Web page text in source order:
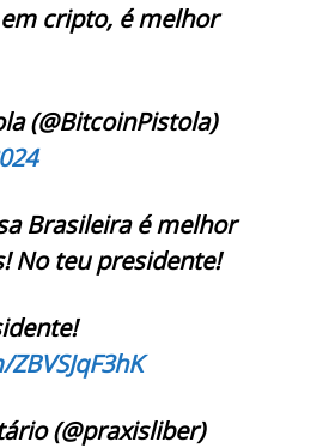
cripto, é melhor
(@BitcoinPistola)
Brasileira é melhor
No teu presidente!
(@praxisliber)